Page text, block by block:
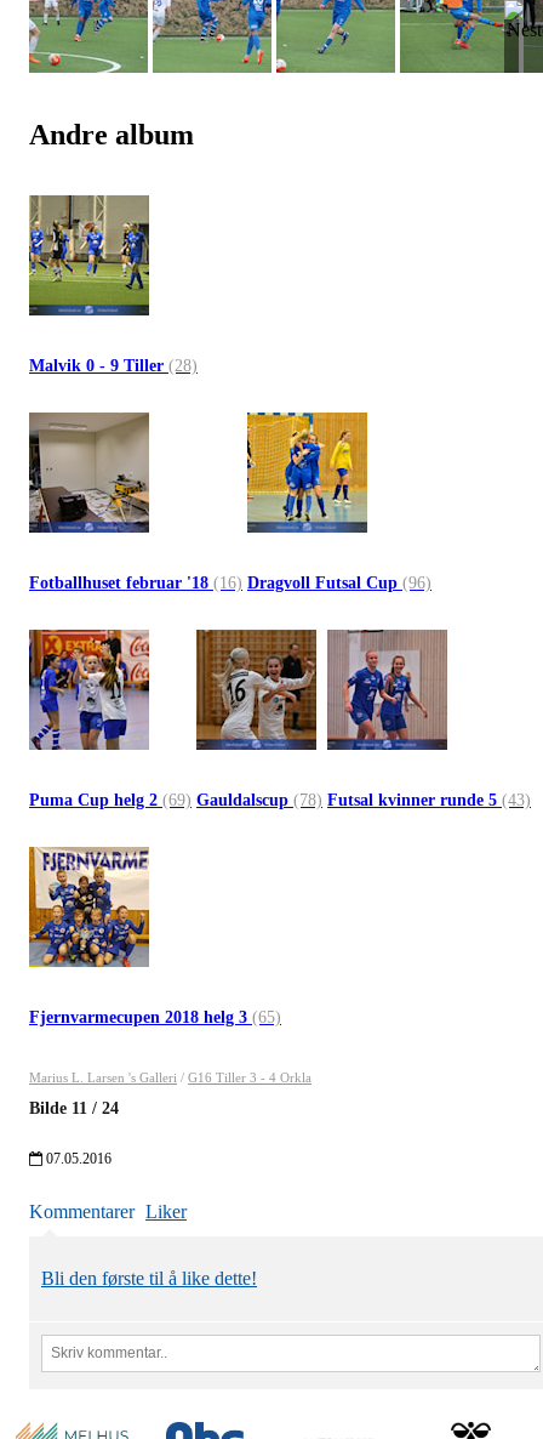
Andre album
Malvik 0 - 9 Tiller (28)
Fotballhuset februar '18 (16) Dragvoll Futsal Cup (96)
Puma Cup helg 2 (69) Gauldalscup (78) Futsal kvinner runde 5 (43)
Fjernvarmecupen 2018 helg 3 (65)
Marius L. Larsen 's Galleri / G16 Tiller 3 - 4 Orkla
Bilde 11 / 24
07.05.2016
Kommentarer Liker
Bli den første til å like dette!